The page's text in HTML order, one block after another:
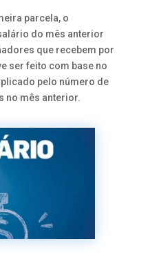
parcela, o
do mês anterior
que recebem por
ser feito com base no
pelo número de
no mês anterior.